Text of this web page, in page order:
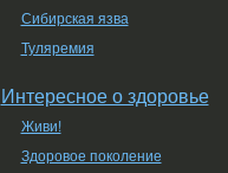
Сибирская язва
Туляремия
Интересное о здоровье
Живи!
Здоровое поколение